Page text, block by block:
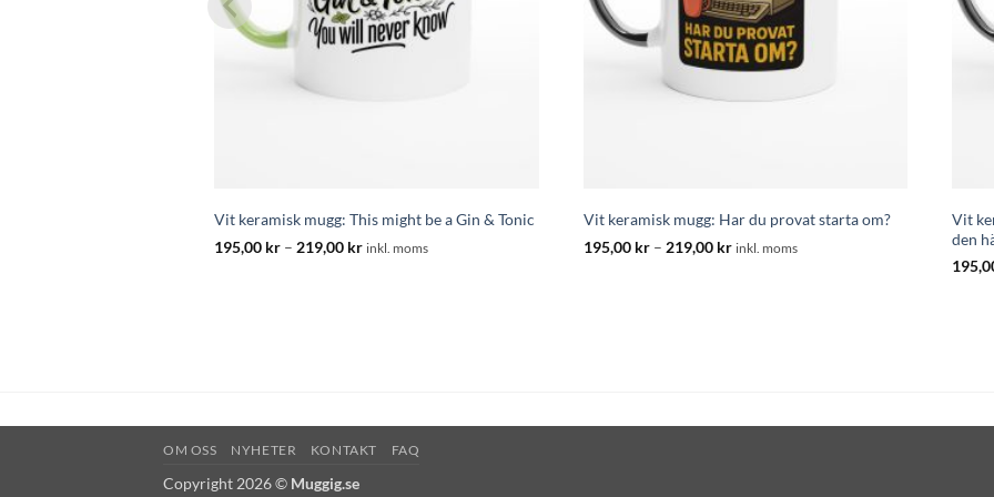
Vit keramisk mugg: This might be a Gin & Tonic
195,00 kr – 219,00 krPrisintervall:
inkl. moms
Vit keramisk mugg: Har du provat starta om?
195,00 kr – 219,00 krPrisintervall:
inkl. moms
Vit
den
OM OSS NYHETER KONTAKT FAQ
Copyright 2026 © Muggig.se